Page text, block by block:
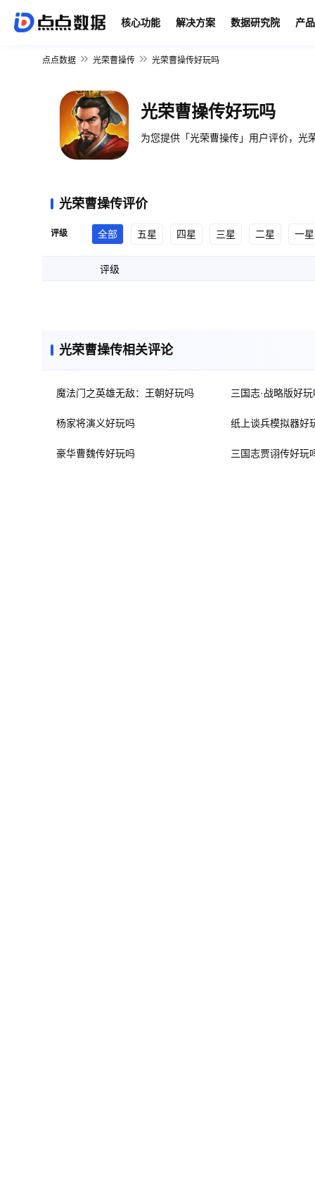
核心功能 解决方案 数据研究院 产
点点数据 光荣曹操传 光荣曹操传好玩吗
光荣曹操传好玩吗
为您提供「光荣曹操传」用户评价，光
光荣曹操传评价
评级 全部 五星 四星 三星 二星 一星
评级
光荣曹操传相关评论
魔法门之英雄无敌：王朝好玩吗 三国志·战略版好玩
杨家将演义好玩吗 纸上谈兵模拟器好
豪华曹魏传好玩吗 三国志贾诩传好玩